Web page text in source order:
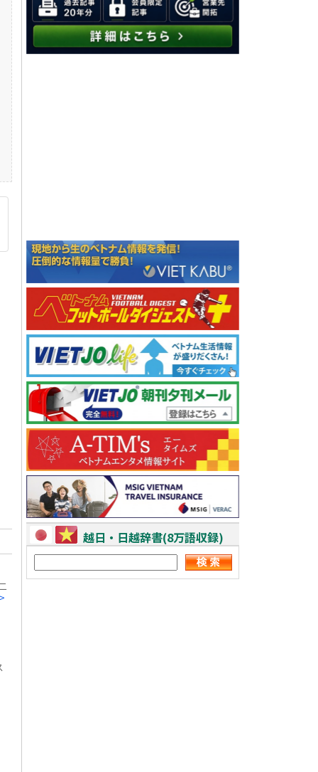
越日・日越辞書(8万語収録)